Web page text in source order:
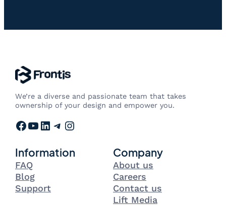
We’re a diverse and passionate team that takes
ownership of your design and empower you.
Facebook YouTube LinkedIn Telegram Instagram
Information
FAQ
Blog
Support
Company
About us
Careers
Contact us
Lift Media